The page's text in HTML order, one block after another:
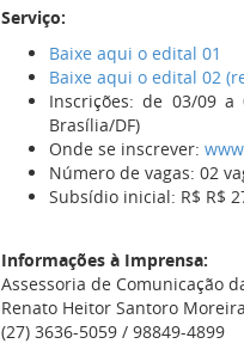
Serviço:
Baixe aqui o edital 01
Baixe aqui o edital 02
Inscrições: de 03/09
Brasília/DF)
Onde se inscrever:
Número de vagas: 02
Subsídio inicial: R$ R$
Informações à Imprensa:
Assessoria de Comunicação
Renato Heitor Santoro Moreira
(27) 3636-5059 / 98849-4899